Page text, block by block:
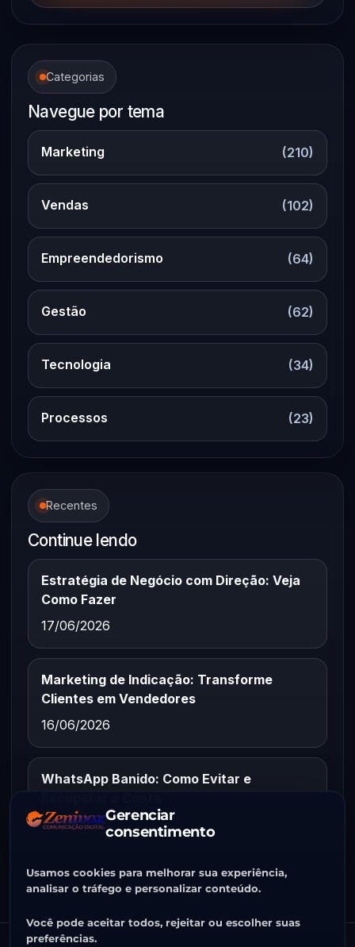
Gerenciar
consentimento
Usamos cookies para melhorar sua experiência,
analisar o tráfego e personalizar conteúdo.
Você pode aceitar todos, rejeitar ou escolher suas
preferências.
Categorias
Navegue por tema
Marketing (210)
Vendas (102)
Empreendedorismo (64)
Gestão (62)
Tecnologia (34)
Processos (23)
Recentes
Continue lendo
Estratégia de Negócio com Direção: Veja
Como Fazer
17/06/2026
Marketing de Indicação: Transforme
Clientes em Vendedores
16/06/2026
WhatsApp Banido: Como Evitar e
15/06/2026